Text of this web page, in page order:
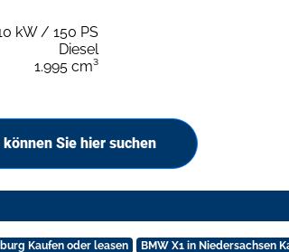
kW / 150 PS
Diesel
1.995 cm³
Sie hier suchen
Kaufen oder leasen BMW X1 in Niedersachsen